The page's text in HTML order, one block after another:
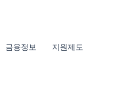
금융정보 지원제도